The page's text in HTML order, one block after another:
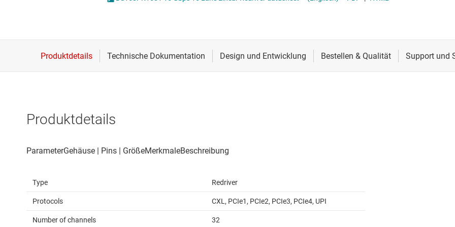
Drahtlose Konnektivität Schnittstelle
I2C-, I3C- & SPI-ICS
Produktdetails
Type Redriver
Protocols CXL, PCIe1, PCIe2, PCIe3, PCIe4, UPI
Number of channels 32